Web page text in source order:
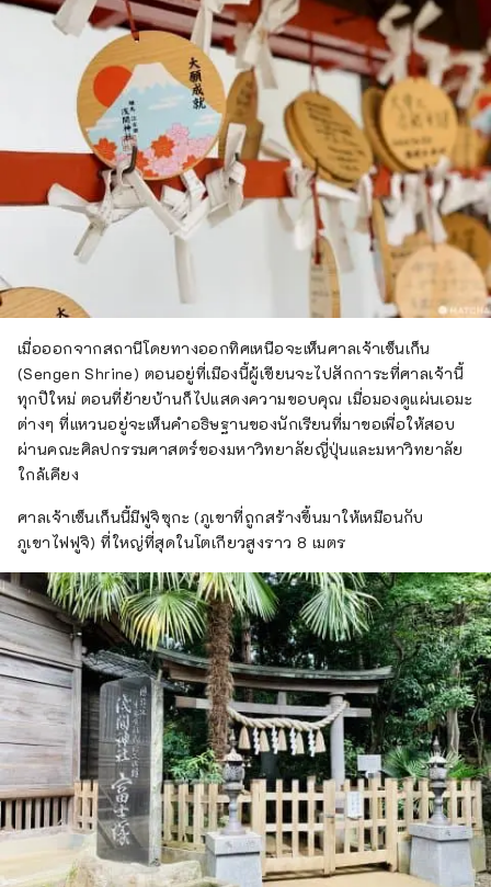
เมื่อออกจากสถานีโดยทางออกทิศเหนือจะเห็นศาลเจ้าเซ็นเก็น
(Sengen Shrine) ตอนอยู่ที่เมืองนี้ผู้เขียนจะไปสักการะที่ศาลเจ้านี้
ทุกปีใหม่ ตอนที่ย้ายบ้านก็ไปแสดงความขอบคุณ เมื่อมองดูแผ่นเอมะ
ต่างๆ ที่แหวนอยู่จะเห็นคำอธิษฐานของนักเรียนที่มาขอเพื่อให้สอบ
ผ่านคณะศิลปกรรมศาสตร์ของมหาวิทยาลัยญี่ปุ่นและมหาวิทยาลัย
ใกล้เคียง
ศาลเจ้าเซ็นเก็นนี้มีฟูจิซุกะ (ภูเขาที่ถูกสร้างขึ้นมาให้เหมือนกับ
ภูเขาไฟฟูจิ) ที่ใหญ่ที่สุดในโตเกียวสูงราว 8 เมตร